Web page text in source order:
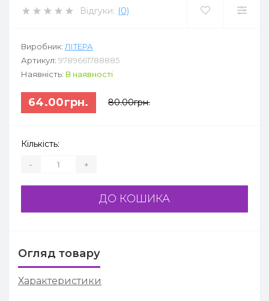
Відгуки: (0)
Виробник: ЛІТЕРА
Артикул: 9789661788885
Наявність: В наявності
64.00грн. 80.00грн.
Кількість:
- +
ДО КОШИКА
Огляд товару
Характеристики